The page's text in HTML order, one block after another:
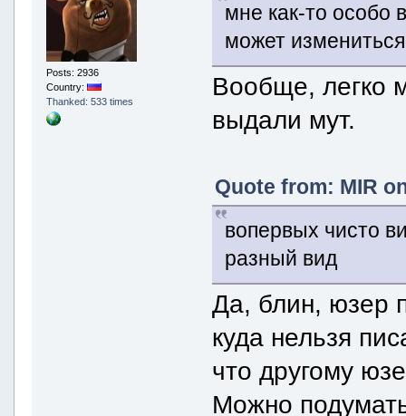
Posts: 2936
Country:
Thanked: 533 times
мне как-то особо
может
Вообще, легко
выдали мут.
Quote from: MIR
вопервых чисто
разный вид
Да, блин, юзер
куда нельзя
что другому
Можно